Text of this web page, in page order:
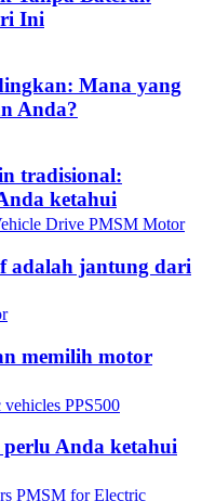
Ini
Mana yang
Anda?
tradisional:
ketahui
adalah jantung dari
memilih motor
Anda ketahui